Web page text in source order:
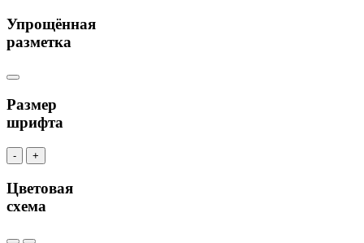
Упрощённая
разметка
Размер
шрифта
- +
Цветовая
схема